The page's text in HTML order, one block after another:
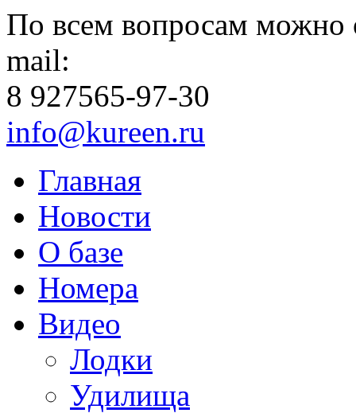
По всем вопросам можно
mail:
8 927565-97-30
info@kureen.ru
Главная
Новости
О базе
Номера
Видео
Лодки
Удилища